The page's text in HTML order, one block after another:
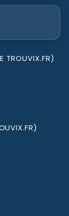
TROUVIX.FR)